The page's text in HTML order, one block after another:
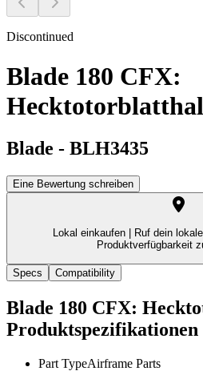
Discontinued
Blade 180 CFX:
Blade - BLH3435
Eine Bewertung schreiben
Lokal einkaufen |
Ruf dein
Produktverfügbarkeit
Specs Compatibility
Blade 180 CFX:
Produktspezifikationen
Part TypeAirframe Parts